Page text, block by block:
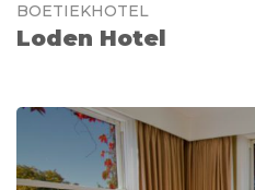
BOETIEKHOTEL
Loden Hotel